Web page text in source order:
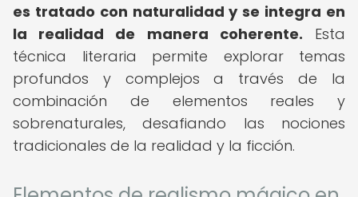
es tratado con naturalidad y se integra en
la realidad de manera coherente. Esta
técnica literaria permite explorar temas
profundos y complejos a través de la
combinación de elementos reales y
sobrenaturales, desafiando las nociones
tradicionales de la realidad y la ficción.